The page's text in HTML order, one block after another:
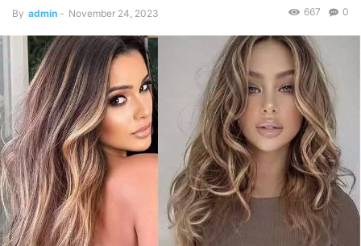
By admin - November 24, 2023 0
667